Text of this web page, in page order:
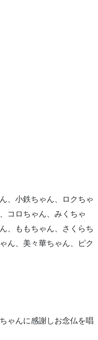
、小鉄ちゃん、ロクちゃ
コロちゃん、みくちゃ
、ももちゃん、さくらち
ん、美々華ちゃん、ピク
ゃんに感謝しお念仏を唱